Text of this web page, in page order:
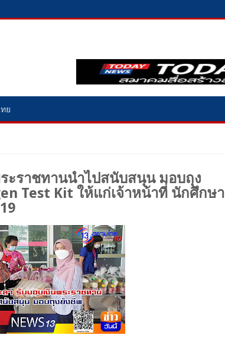
ย
ะราชทานนำไปสนับสนุน มอบถุง
Test Kit ให้แก่เจ้าหน้าที่ นักศึกษา